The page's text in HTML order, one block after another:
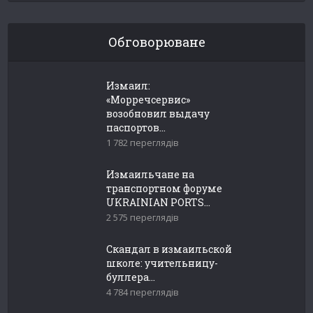
Обговорюване
Измаил:
«Морречсервис»
возобновил выдачу
паспортов...
1 782 переглядів
Измаильчане на
транспортном форуме
UKRAINIAN PORTS...
2 575 переглядів
Скандал в измаильской
школе: учительницу-
буллера...
4 784 переглядів